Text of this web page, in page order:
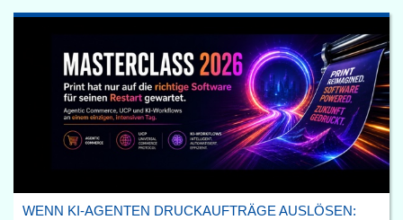
WENN KI-AGENTEN DRUCKAUFTRÄGE AUSLÖSEN: